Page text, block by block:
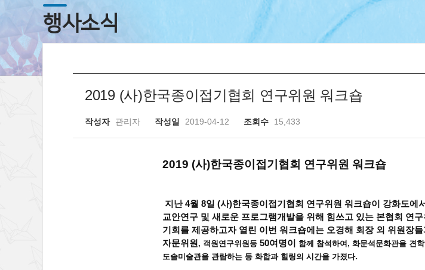
행사소식
2019 (사)한국종이접기협회 연구위원 워크숍
작성자 관리자 작성일 2019-04-12 조회수 15,433
2019 (사)한국종이접기협회 연구위원 워크숍
지난 4월 8일 (사)한국종이접기협회 연구위원 워크숍이 강화도에
교안연구 및 새로운 프로그램개발을 위해 힘쓰고 있는 본협회 연
기회를 제공하고자 열린 이번 워크숍에는 오경해 회장 외 위원장
자문위원 , 객원연구위원등 50여명이 함께 참석하여, 화문석문화관을 견
도솔미술관을 관람하는 등 화합과 힐링의 시간을 가졌다.